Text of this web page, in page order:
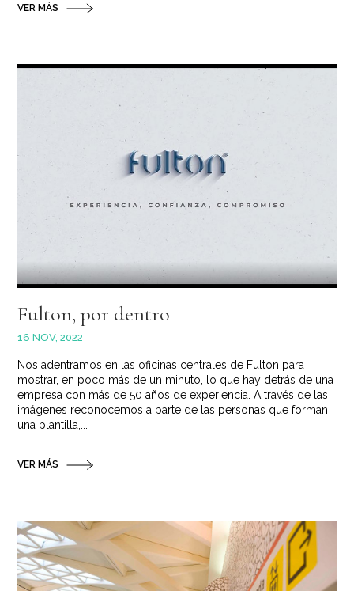
VER MÁS
Fulton, por dentro
16 NOV, 2022
Nos adentramos en las oficinas centrales de Fulton para
mostrar, en poco más de un minuto, lo que hay detrás de una
empresa con más de 50 años de experiencia. A través de las
imágenes reconocemos a parte de las personas que forman
una plantilla,...
VER MÁS